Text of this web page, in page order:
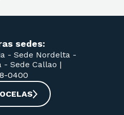
sedes:
- Sede Nordelta -
- Sede Callao |
0400